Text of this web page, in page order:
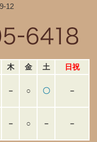
12
木 金 土
日祝
－ ○ 〇 －
－ ○ － －